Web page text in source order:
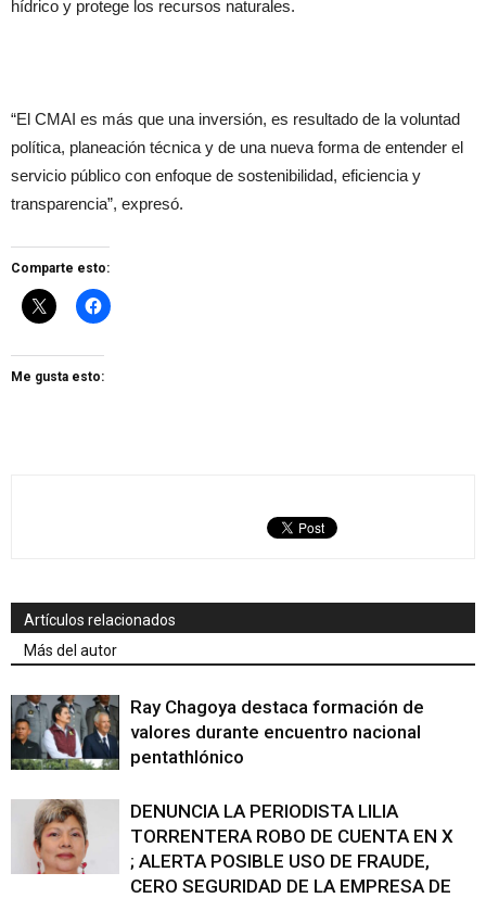
hídrico y protege los recursos naturales.
“El CMAI es más que una inversión, es resultado de la voluntad
política, planeación técnica y de una nueva forma de entender el
servicio público con enfoque de sostenibilidad, eficiencia y
transparencia”, expresó.
Comparte esto:
Me gusta esto:
Artículos relacionados
Más del autor
Ray Chagoya destaca formación de
valores durante encuentro nacional
pentathlónico
DENUNCIA LA PERIODISTA LILIA
TORRENTERA ROBO DE CUENTA EN X
; ALERTA POSIBLE USO DE FRAUDE,
CERO SEGURIDAD DE LA EMPRESA DE